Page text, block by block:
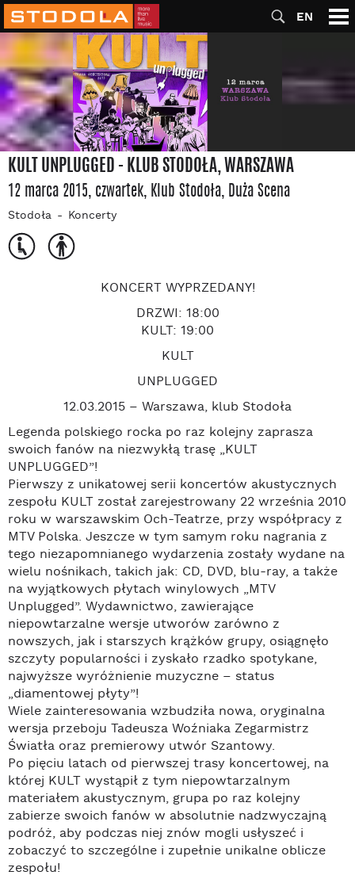
EN
KULT UNPLUGGED - KLUB STODOŁA, WARSZAWA
12 marca 2015, czwartek, Klub Stodoła, Duża Scena
Stodoła Koncerty
KONCERT WYPRZEDANY!
DRZWI: 18:00
KULT: 19:00
KULT
UNPLUGGED
12.03.2015 – Warszawa, klub Stodoła
Legenda polskiego rocka po raz kolejny zaprasza
swoich fanów na niezwykłą trasę „KULT
UNPLUGGED”!
Pierwszy z unikatowej serii koncertów akustycznych
zespołu KULT został zarejestrowany 22 września 2010
roku w warszawskim Och-Teatrze, przy współpracy z
MTV Polska. Jeszcze w tym samym roku nagrania z
tego niezapomnianego wydarzenia zostały wydane na
wielu nośnikach, takich jak: CD, DVD, blu-ray, a także
na wyjątkowych płytach winylowych „MTV
Unplugged”. Wydawnictwo, zawierające
niepowtarzalne wersje utworów zarówno z
nowszych, jak i starszych krążków grupy, osiągnęło
szczyty popularności i zyskało rzadko spotykane,
najwyższe wyróżnienie muzyczne – status
„diamentowej płyty”!
Wiele zainteresowania wzbudziła nowa, oryginalna
wersja przeboju Tadeusza Woźniaka Zegarmistrz
Światła oraz premierowy utwór Szantowy.
Po pięciu latach od pierwszej trasy koncertowej, na
której KULT wystąpił z tym niepowtarzalnym
materiałem akustycznym, grupa po raz kolejny
zabierze swoich fanów w absolutnie nadzwyczajną
podróż, aby podczas niej znów mogli usłyszeć i
zobaczyć to szczególne i zupełnie unikalne oblicze
zespołu!